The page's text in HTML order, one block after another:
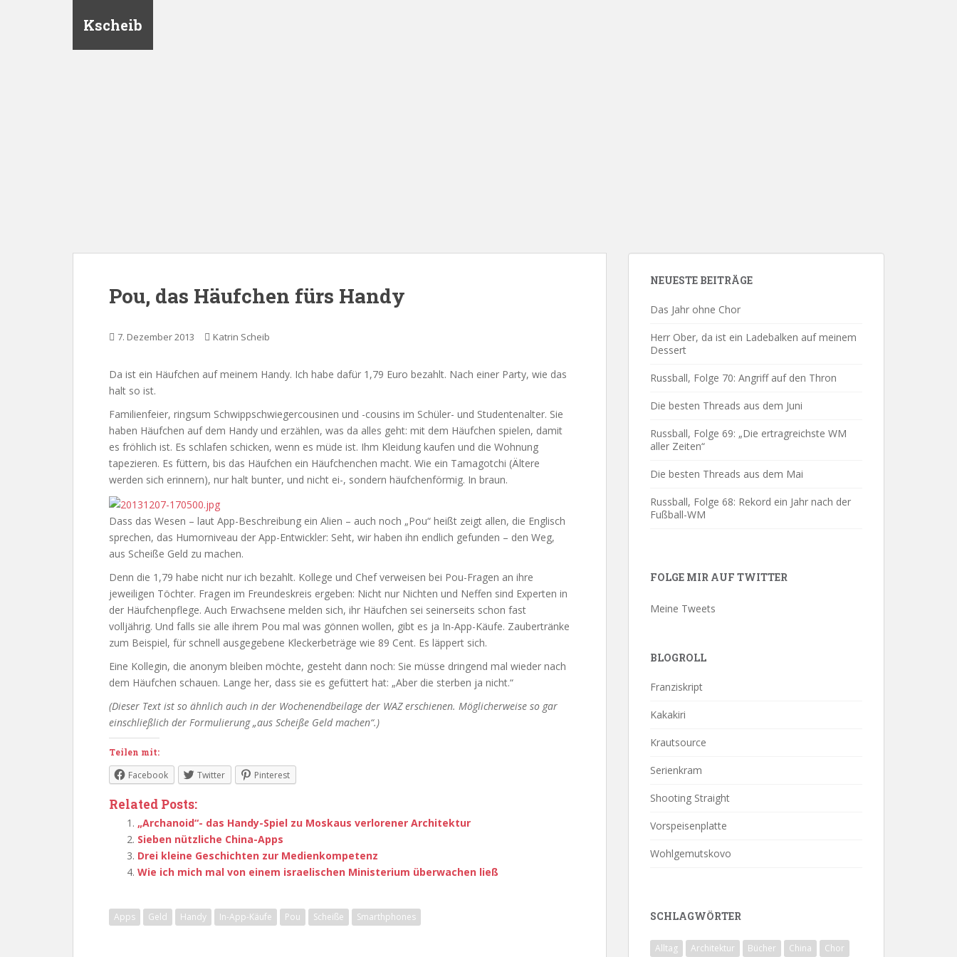
Kscheib
Pou, das Häufchen fürs Handy
7. Dezember 2013 Katrin Scheib
Da ist ein Häufchen auf meinem Handy. Ich habe dafür 1,79 Euro bezahlt. Nach einer Party, wie das
halt so ist.
Familienfeier, ringsum Schwippschwiegercousinen und -cousins im Schüler- und Studentenalter. Sie
haben Häufchen auf dem Handy und erzählen, was da alles geht: mit dem Häufchen spielen, damit
es fröhlich ist. Es schlafen schicken, wenn es müde ist. Ihm Kleidung kaufen und die Wohnung
tapezieren. Es füttern, bis das Häufchen ein Häufchenchen macht. Wie ein Tamagotchi (Ältere
werden sich erinnern), nur halt bunter, und nicht ei-, sondern häufchenförmig. In braun.
Dass das Wesen – laut App-Beschreibung ein Alien – auch noch „Pou“ heißt zeigt allen, die Englisch
sprechen, das Humorniveau der App-Entwickler: Seht, wir haben ihn endlich gefunden – den Weg,
aus Scheiße Geld zu machen.
Denn die 1,79 habe nicht nur ich bezahlt. Kollege und Chef verweisen bei Pou-Fragen an ihre
jeweiligen Töchter. Fragen im Freundeskreis ergeben: Nicht nur Nichten und Neffen sind Experten in
der Häufchenpflege. Auch Erwachsene melden sich, ihr Häufchen sei seinerseits schon fast
volljährig. Und falls sie alle ihrem Pou mal was gönnen wollen, gibt es ja In-App-Käufe. Zaubertränke
zum Beispiel, für schnell ausgegebene Kleckerbeträge wie 89 Cent. Es läppert sich.
Eine Kollegin, die anonym bleiben möchte, gesteht dann noch: Sie müsse dringend mal wieder nach
dem Häufchen schauen. Lange her, dass sie es gefüttert hat: „Aber die sterben ja nicht.“
(Dieser Text ist so ähnlich auch in der Wochenendbeilage der WAZ erschienen. Möglicherweise so gar
einschließlich der Formulierung „aus Scheiße Geld machen“.)
Teilen mit:
Facebook Twitter Pinterest
Related Posts:
„Archanoid“- das Handy-Spiel zu Moskaus verlorener Architektur
Sieben nützliche China-Apps
Drei kleine Geschichten zur Medienkompetenz
Wie ich mich mal von einem israelischen Ministerium überwachen ließ
Apps Geld Handy In-App-Käufe Pou Scheiße Smarthphones
NEUESTE BEITRÄGE
Das Jahr ohne Chor
Herr Ober, da ist ein Ladebalken auf meinem
Dessert
Russball, Folge 70: Angriff auf den Thron
Die besten Threads aus dem Juni
Russball, Folge 69: „Die ertragreichste WM
aller Zeiten“
Die besten Threads aus dem Mai
Russball, Folge 68: Rekord ein Jahr nach der
Fußball-WM
FOLGE MIR AUF TWITTER
Meine Tweets
BLOGROLL
Franziskript
Kakakiri
Krautsource
Serienkram
Shooting Straight
Vorspeisenplatte
Wohlgemutskovo
SCHLAGWÖRTER
Alltag Architektur Bücher China
Chor